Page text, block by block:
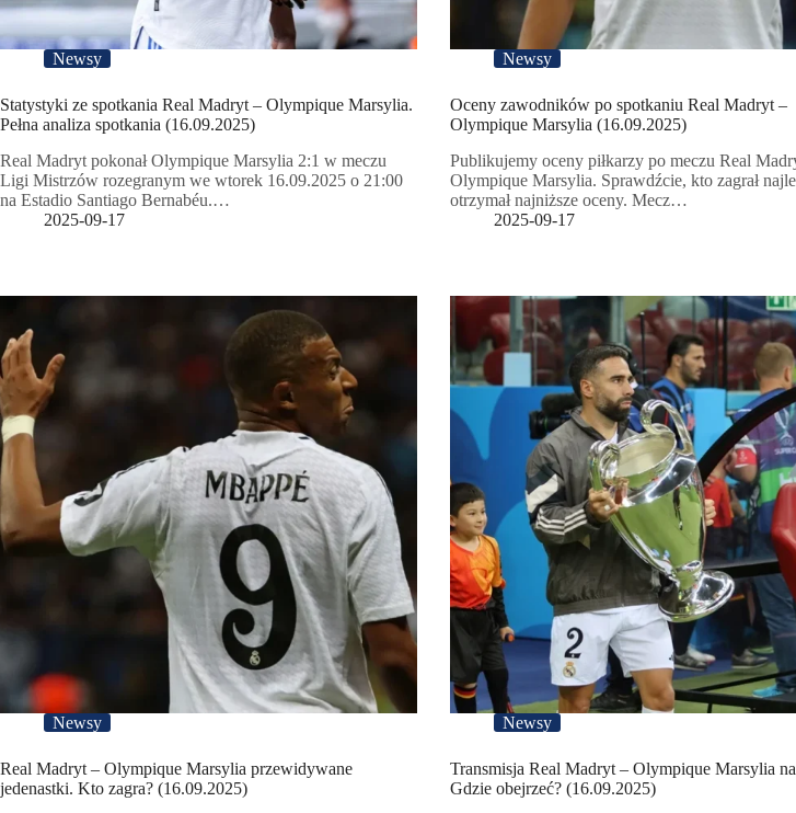
Newsy
Statystyki ze spotkania Real Madryt – Olympique Marsylia.
Pełna analiza spotkania (16.09.2025)
Real Madryt pokonał Olympique Marsylia 2:1 w meczu
Ligi Mistrzów rozegranym we wtorek 16.09.2025 o 21:00
na Estadio Santiago Bernabéu.…
2025-09-17
Newsy
Oceny zawodników po spotkaniu Real Madryt –
Olympique Marsylia (16.09.2025)
Publikujemy oceny piłkarzy po meczu Real
Olympique Marsylia. Sprawdźcie, kto zagrał
otrzymał najniższe oceny. Mecz…
2025-09-17
Newsy
Real Madryt – Olympique Marsylia przewidywane
jedenastki. Kto zagra? (16.09.2025)
Newsy
Transmisja Real Madryt – Olympique Marsylia
Gdzie obejrzeć? (16.09.2025)